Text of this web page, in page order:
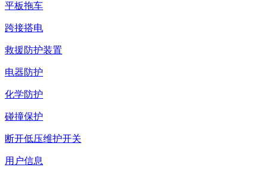
平板拖车
跨接搭电
救援防护装置
电器防护
化学防护
碰撞保护
断开低压维护开关
用户信息